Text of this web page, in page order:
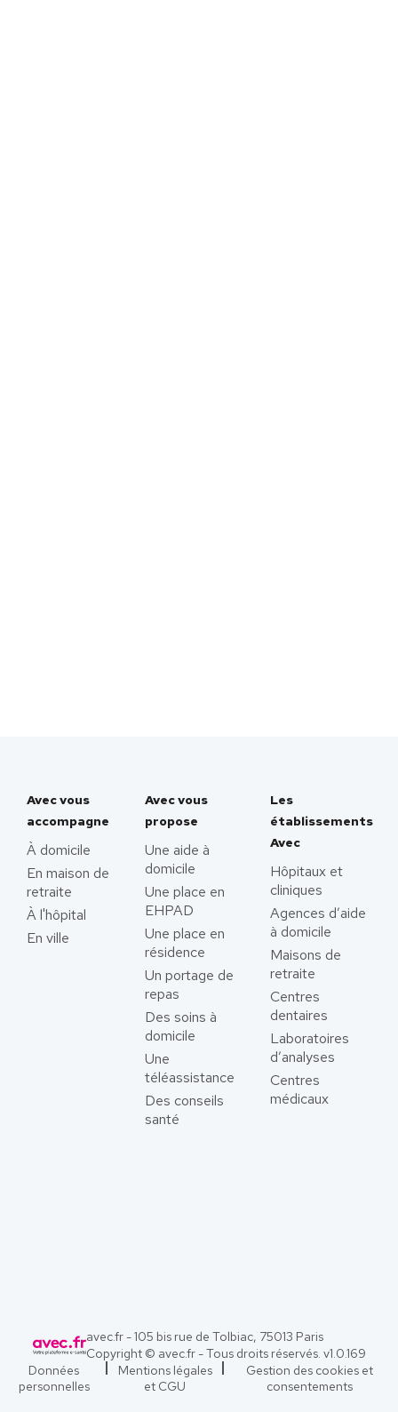
Avec vous
accompagne
À domicile
En maison de
retraite
À l'hôpital
En ville
Avec vous
propose
Une aide à
domicile
Une place en
EHPAD
Une place en
résidence
Un portage de
repas
Des soins à
domicile
Une
téléassistance
Des conseils
santé
Les
établissements
Avec
Hôpitaux et
cliniques
Agences d’aide
à domicile
Maisons de
retraite
Centres
dentaires
Laboratoires
d’analyses
Centres
médicaux
avec.fr - 105 bis rue de Tolbiac, 75013 Paris
Copyright © avec.fr - Tous droits réservés. v1.0.169
Données
personnelles
Mentions légales
et CGU
Gestion des cookies et
consentements